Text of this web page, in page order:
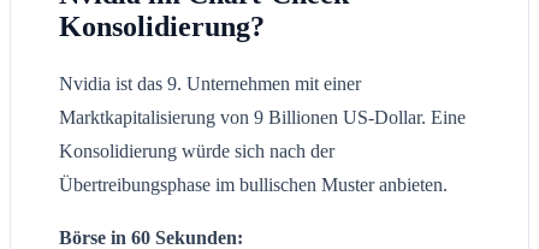
Konsolidierung?
Nvidia ist das 9. Unternehmen mit einer
Marktkapitalisierung von 9 Billionen US-Dollar. Eine
Konsolidierung würde sich nach der
Übertreibungsphase im bullischen Muster anbieten.
Börse in 60 Sekunden: